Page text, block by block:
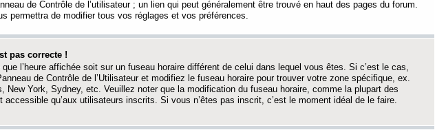
de Contrôle de l’utilisateur ; un lien qui peut généralement être trouvé en haut des pages du forum.
permettra de modifier tous vos réglages et vos préférences.
pas correcte !
que l’heure affichée soit sur un fuseau horaire différent de celui dans lequel vous êtes. Si c’est le cas,
de Contrôle de l’Utilisateur et modifiez le fuseau horaire pour trouver votre zone spécifique, ex.
New York, Sydney, etc. Veuillez noter que la modification du fuseau horaire, comme la plupart des
accessible qu’aux utilisateurs inscrits. Si vous n’êtes pas inscrit, c’est le moment idéal de le faire.